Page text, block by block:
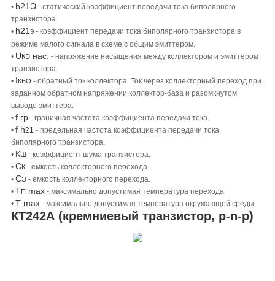
• h21Э - статический коэффициент передачи тока биполярного
транзистора.
• h21Э- коэффициент передачи тока биполярного транзистора в
режиме малого сигнала в схеме с общим эмиттером.
• U КЭ нас. - напряжение насыщения между коллектором и эмиттером
транзистора.
• I КБО - обратный ток коллектора. Ток через коллекторный переход при
заданном обратном напряжении коллектор-база и разомкнутом
выводе эмиттера.
• f гр - граничная частота коэффициента передачи тока.
• f h21 - предельная частота коэффициента передачи тока
биполярного транзистора.
• К
- коэффициент шума транзистора.
• СК - емкость коллекторного перехода.
• СЭ - емкость коллекторного перехода.
• ТП max - максимально допустимая температура перехода.
• Т max - максимально допустимая температура окружающей среды.
КТ242А (кремниевый транзистор, p-n-p)